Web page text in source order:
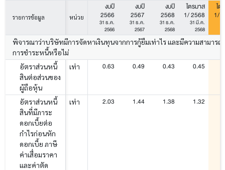
รายการข้อมูล หน่วย
งบปี
2566
31 ธ.ค.
2566
งบปี
2567
31 ธ.ค.
2567
งบปี
2568
31 ธ.ค.
2568
ไตรมาส
1/ 2568
31 มี.ค.
2568
ไต
1/
พิจารณาว่าบริษัทมีการจัดหาเงินทุนจากการกู้ยืมเท่าไร และมีความสามารถ
การชำระหนี้หรือไม่
อัตราส่วนหนี้
สินต่อส่วนของ
ผู้ถือหุ้น
เท่า 0.63 0.49 0.43 0.45
อัตราส่วนหนี้
สินที่มีภาระ
ดอกเบี้ยต่อ
กำไรก่อนหัก
ดอกเบี้ย ภาษี
ค่าเสื่อมราคา
และค่าตัด
เท่า 2.03 1.44 1.38 1.32